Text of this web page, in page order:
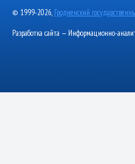
© 1999-2026, Гродненский
Разработка сайта — Информационно-